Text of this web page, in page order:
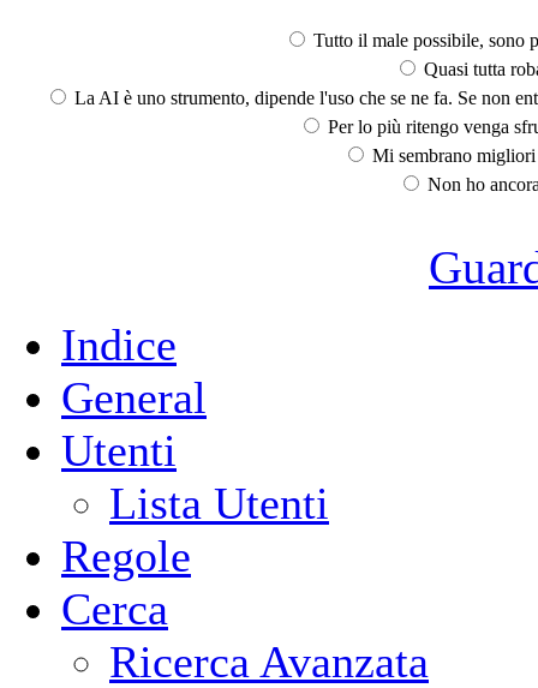
Tutto il male possibile, sono
Quasi tutta
La AI è uno strumento, dipende l'uso che se ne fa. Se non
Per lo più ritengo venga
Mi sembrano
Non ho
Indice
General
Utenti
Lista Utenti
Regole
Cerca
Ricerca Avanzata